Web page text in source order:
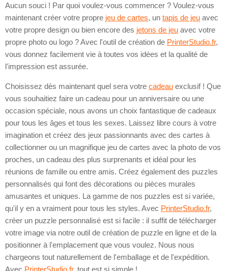
Aucun souci ! Par quoi voulez-vous commencer ? Voulez-vous
maintenant créer votre propre jeu de cartes, un tapis de jeu avec
votre propre design ou bien encore des jetons de jeu avec votre
propre photo ou logo ? Avec l'outil de création de PrinterStudio.fr,
vous donnez facilement vie à toutes vos idées et la qualité de
l'impression est assurée.
Choisissez dès maintenant quel sera votre cadeau exclusif ! Que
vous souhaitiez faire un cadeau pour un anniversaire ou une
occasion spéciale, nous avons un choix fantastique de cadeaux
pour tous les âges et tous les sexes. Laissez libre cours à votre
imagination et créez des jeux passionnants avec des cartes à
collectionner ou un magnifique jeu de cartes avec la photo de vos
proches, un cadeau des plus surprenants et idéal pour les
réunions de famille ou entre amis. Créez également des puzzles
personnalisés qui font des décorations ou pièces murales
amusantes et uniques. La gamme de nos puzzles est si variée,
qu'il y en a vraiment pour tous les styles. Avec PrinterStudio.fr,
créer un puzzle personnalisé est si facile : il suffit de télécharger
votre image via notre outil de création de puzzle en ligne et de la
positionner à l'emplacement que vous voulez. Nous nous
chargeons tout naturellement de l'emballage et de l'expédition.
Avec PrinterStudio.fr, tout est si simple !